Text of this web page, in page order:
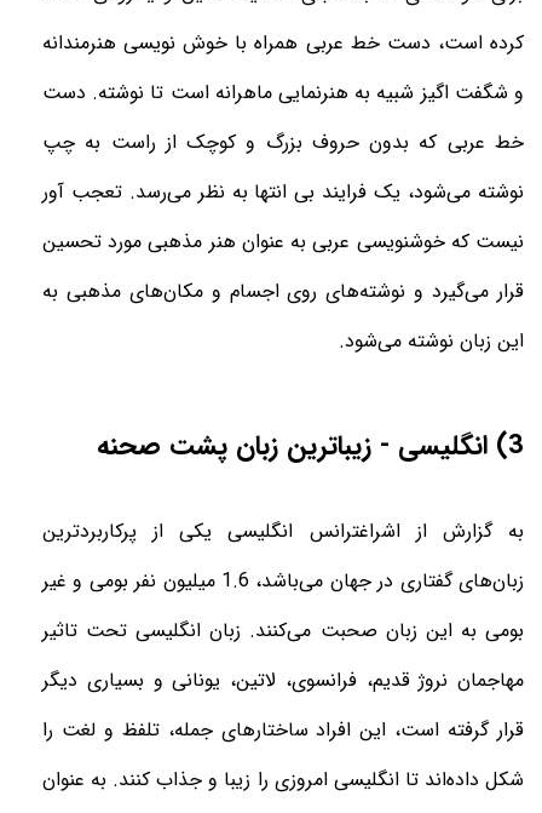
کرده است، دست خط عربی همراه با خوش نویسی هنرمندانه
و شگفت اگیز شبیه به هنرنمایی ماهرانه است تا نوشته. دست
خط عربی که بدون حروف بزرگ و کوچک از راست به چپ
نوشته می‌شود، یک فرایند بی انتها به نظر می‌رسد. تعجب آور
نیست که خوشنویسی عربی به عنوان هنر مذهبی مورد تحسین
قرار می‌گیرد و نوشته‌های روی اجسام و مکان‌های مذهبی به
این زبان نوشته می‌شود.
3) انگلیسی - زیباترین زبان پشت صحنه
به گزارش ازاشراغترانس انگلیسی یکی از پرکاربردترین
زبان‌های گفتاری در جهان می‌باشد، 1.6 میلیون نفر بومی و غیر
بومی به این زبان صحبت می‌کنند. زبان انگلیسی تحت تاثیر
مهاجمان نروژ قدیم، فرانسوی، لاتین، یونانی و بسیاری دیگر
قرار گرفته است، این افراد ساختارهای جمله، تلفظ و لغت را
شکل داده‌اند تا انگلیسی امروزی را زیبا و جذاب کنند. به عنوان